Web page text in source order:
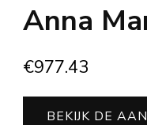
Anna
€977.43
BEKIJK DE